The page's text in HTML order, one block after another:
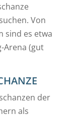
Von
sind es etwa
Arena (gut
der
als